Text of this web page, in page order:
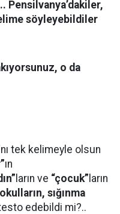
Pensilvanya’dakiler,
söyleyebildiler
o da
nı tek kelimeyle olsun
ın
ların ve “çocuk” ların
sığınma
edebildi mi?..